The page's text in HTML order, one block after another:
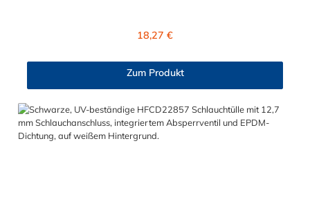
Betriebsdruck: Vakuum bis 8,6 bar Max. Betriebstemperatur:
Kupplungen der HFC12- und HFC35/57-Serie kombinieren.
Regulärer Preis:
18,27 €
Zum Produkt